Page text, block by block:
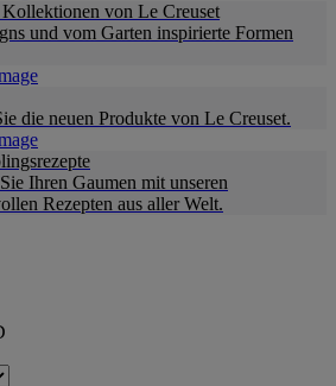
von Le Creuset
und vom Garten inspirierte Formen
die neuen Produkte von Le Creuset.
Ihren Gaumen mit unseren
Rezepten aus aller Welt.